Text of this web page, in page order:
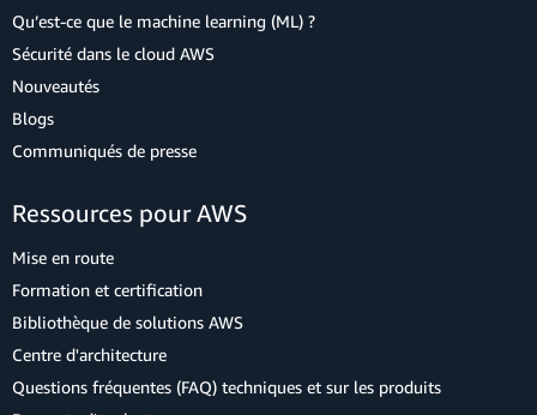
Qu’est-ce que le machine learning (ML) ?
Sécurité dans le cloud AWS
Nouveautés
Blogs
Communiqués de presse
Ressources pour AWS
Mise en route
Formation et certification
Bibliothèque de solutions AWS
Centre d'architecture
Questions fréquentes (FAQ) techniques et sur les produits